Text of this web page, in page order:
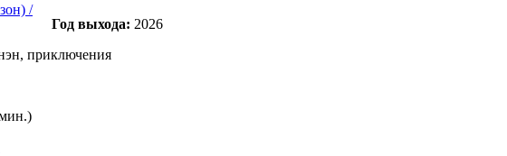
Год выхода: 2026
приключения